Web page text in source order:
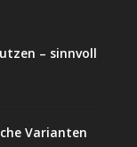
– sinnvoll
Varianten